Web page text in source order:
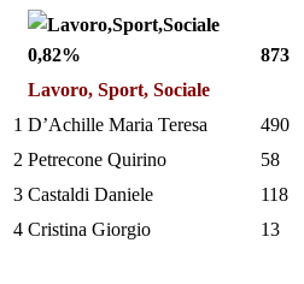
0,82% 873
Lavoro, Sport, Sociale
1 D’Achille Maria Teresa
490
2 Petrecone Quirino
58
3 Castaldi Daniele
118
4 Cristina Giorgio 13